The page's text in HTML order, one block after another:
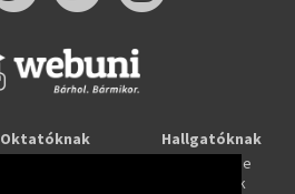
Oktatóknak
Hallgatóknak
Tanulj online
Képzések